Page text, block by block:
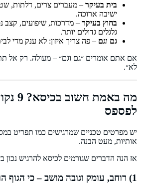
בית בעיקר – מעברים צרים, דלתות,
ישיבה ארוכה.
בחוץ בעיקר – מדרכות, שיפועים, קצב
גלגלים גדולים יותר.
גם וגם – פה צריך איזון: לא ענק מדי
אם אתם אומרים ״גם וגם״ – מעולה. רק אל
לא״.
מה
לפספס
יש מפרטים טכניים שמרגישים כמו תפריט
אותיות, מעט הבנה.
אז הנה הדברים שגורמים לכיסא להרגיש נכון
1) רוחב, עומק וגובה מושב – כי הגוף הוא לא סטנדרט